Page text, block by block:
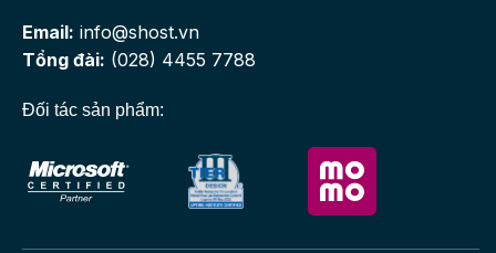
Email: info@shost.vn
Tổng đài: (028) 4455 7788
Đối tác sản phẩm: